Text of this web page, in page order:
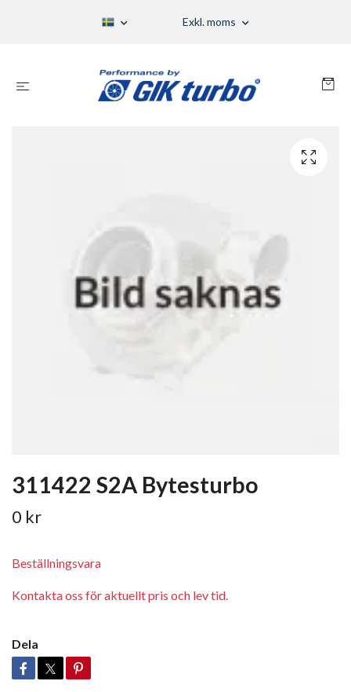
Exkl. moms
311422 S2A Bytesturbo
0 kr
Beställningsvara
Kontakta oss för aktuellt pris och lev tid.
Dela